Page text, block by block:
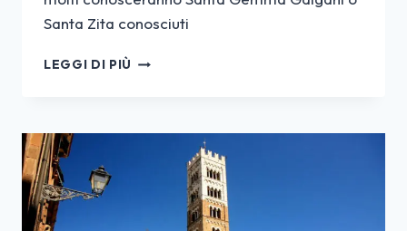
Santa Zita conosciuti
LEGGI DI PIÙ CHI
DI